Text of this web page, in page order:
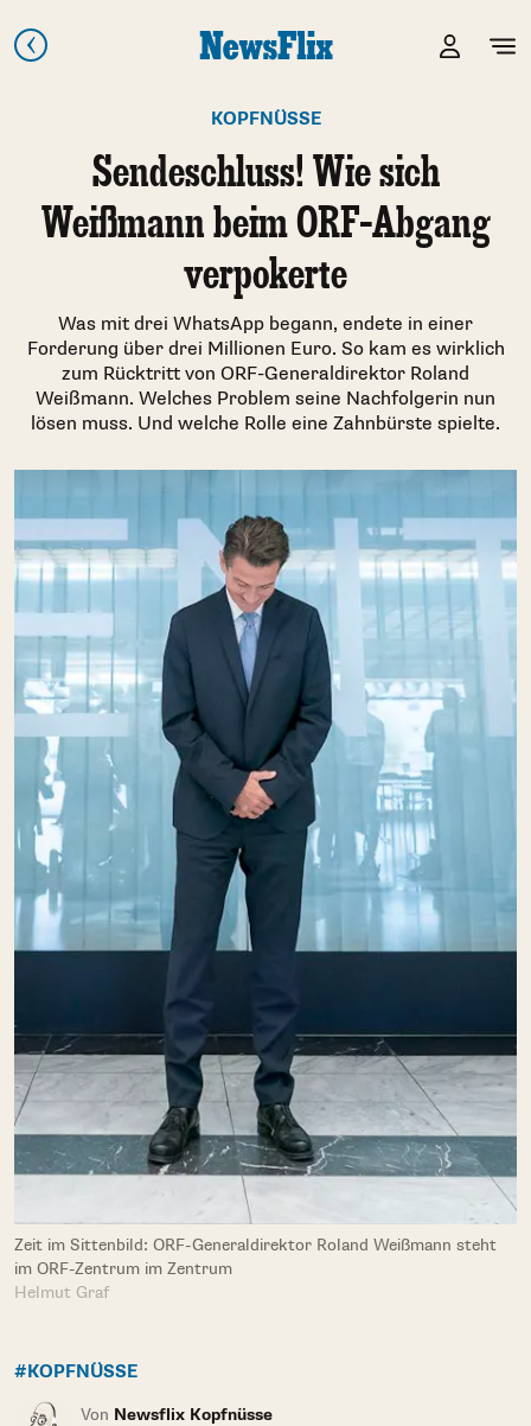
KOPFNÜSSE
Sendeschluss! Wie sich
Weißmann beim ORF-Abgang
verpokerte
Was mit drei WhatsApp begann, endete in einer
Forderung über drei Millionen Euro. So kam es wirklich
zum Rücktritt von ORF-Generaldirektor Roland
Weißmann. Welches Problem seine Nachfolgerin nun
lösen muss. Und welche Rolle eine Zahnbürste spielte.
Zeit im Sittenbild: ORF-Generaldirektor Roland Weißmann steht
im ORF-Zentrum im Zentrum
Helmut Graf
#KOPFNÜSSE
Von Newsflix Kopfnüsse